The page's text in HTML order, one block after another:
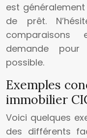
est
de prêt.
demande
possible.
Exemples
immobilier
Voici quelques
des différents